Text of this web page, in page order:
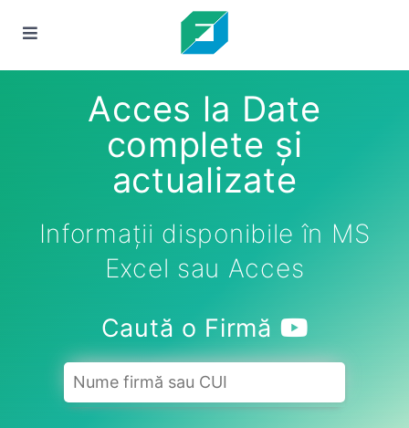
Acces la Date
complete și
actualizate
Informații disponibile în MS
Excel sau Acces
Caută o Firmă